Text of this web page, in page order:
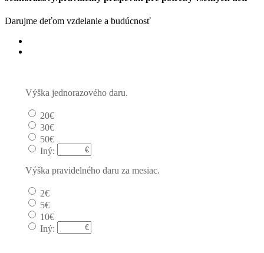
Darujme deťom vzdelanie a budúcnosť
Výška jednorazového daru.
20€
30€
50€
Iný:
Výška pravidelného daru za mesiac.
2€
5€
10€
Iný: